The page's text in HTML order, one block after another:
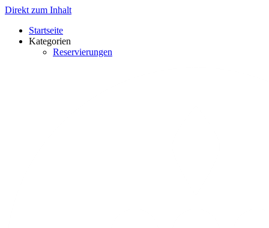
Direkt zum Inhalt
Startseite
Kategorien
Reservierungen